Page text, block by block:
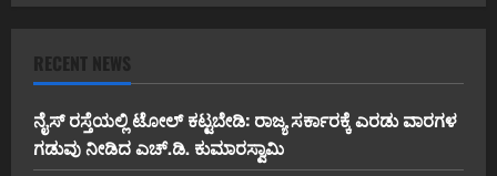
RECENT NEWS
ನೈಸ್ ರಸ್ತೆಯಲ್ಲಿ ಟೋಲ್ ಕಟ್ಟಬೇಡಿ: ರಾಜ್ಯ ಸರ್ಕಾರಕ್ಕೆ ಎರಡು ವಾರಗಳ
ಗಡುವು ನೀಡಿದ ಎಚ್.ಡಿ. ಕುಮಾರಸ್ವಾಮಿ